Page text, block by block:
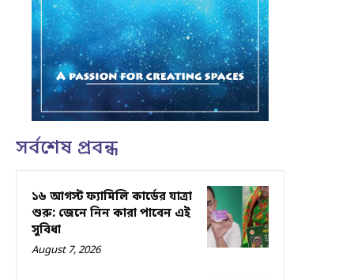
সর্বশেষ প্রবন্ধ
১৬ আগস্ট ফ্যামিলি কার্ডের যাত্রা
শুরু: জেনে নিন কারা পাবেন এই
সুবিধা
August 7, 2026